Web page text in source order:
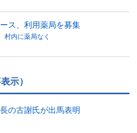
ス、利用薬局を募集
村内に薬局なく
示）
の古謝氏が出馬表明